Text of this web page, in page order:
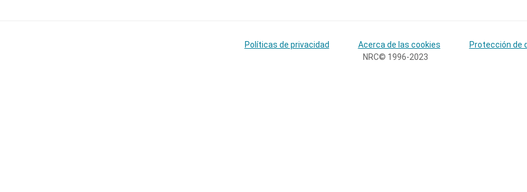
Políticas de privacidad Acerca de las cookies
Protección de
NRC© 1996-2023